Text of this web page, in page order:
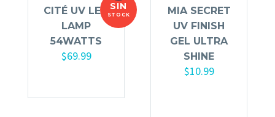
SIN
STOCK
CITÉ UV LED
LAMP
54WATTS
$69.99
MIA SECRET
UV FINISH
GEL ULTRA
SHINE
$10.99